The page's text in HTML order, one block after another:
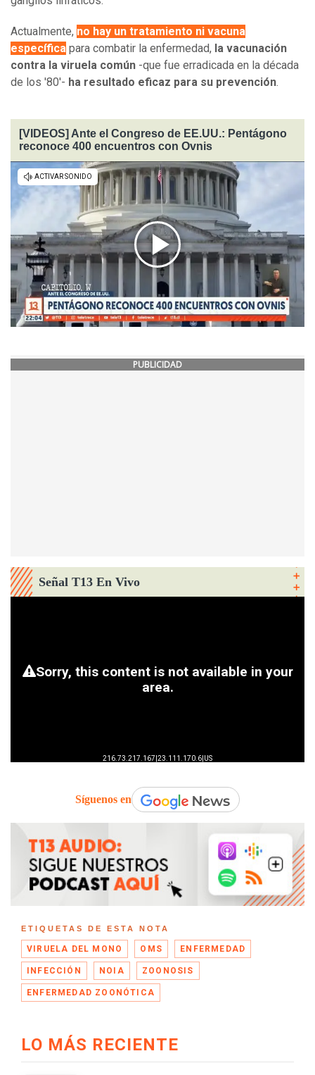
Actualmente, ​no hay un tratamiento ni vacuna
específica para combatir la enfermedad, la vacunación
contra la viruela común -que fue erradicada en la década
de los '80'- ha resultado eficaz para su prevención.
[VIDEOS] Ante el Congreso de EE.UU.: Pentágono
reconoce 400 encuentros con Ovnis
PUBLICIDAD
Señal T13 En Vivo
Síguenos en
ETIQUETAS DE ESTA NOTA
VIRUELA DEL MONO OMS ENFERMEDAD
INFECCIÓN NOIA ZOONOSIS
ENFERMEDAD ZOONÓTICA
LO MÁS RECIENTE